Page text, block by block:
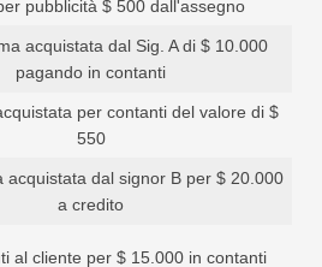
pubblicità $ 500 dall'assegno
acquistata dal Sig. A di $ 10.000
pagando in contanti
per contanti del valore di $
550
acquistata dal signor B per $ 20.000
a credito
al cliente per $ 15.000 in contanti